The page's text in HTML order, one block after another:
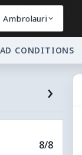
Ambrolauri
CONDITIONS
›
8/8